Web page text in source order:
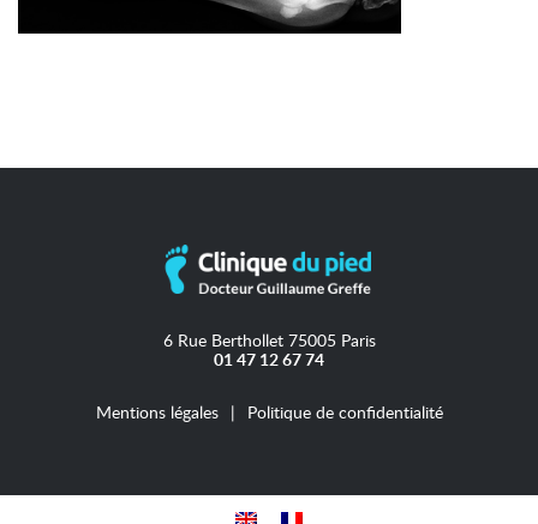
6 Rue Berthollet 75005 Paris
01 47 12 67 74
Mentions légales Politique de confidentialité